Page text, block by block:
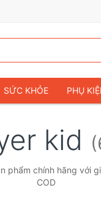
SỨC KHỎE PHỤ
GAMING &
Ô TÔ MÔ TÔ,
kid
phẩm chính hãng với
COD